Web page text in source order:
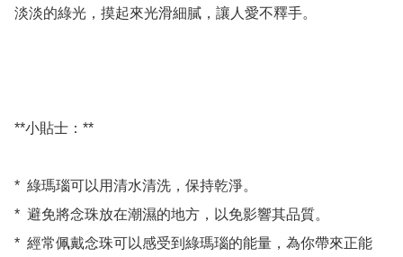
淡淡的綠光，摸起來光滑細膩，讓人愛不釋手。
**小貼士：**
*  綠瑪瑙可以用清水清洗，保持乾淨。
*  避免將念珠放在潮濕的地方，以免影響其品質。
*  經常佩戴念珠可以感受到綠瑪瑙的能量，為你帶來正能